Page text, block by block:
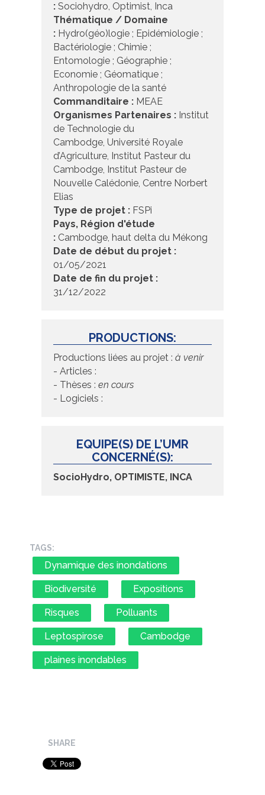
: Sociohydro, Optimist, Inca
Thématique / Domaine
: Hydro(géo)logie ; Epidémiologie ;
Bactériologie ; Chimie ;
Entomologie ; Géographie ;
Economie ; Géomatique ;
Anthropologie de la santé
Commanditaire : MEAE
Organismes Partenaires : Institut
de Technologie du
Cambodge, Université Royale
d’Agriculture, Institut Pasteur du
Cambodge, Institut Pasteur de
Nouvelle Calédonie, Centre Norbert
Elias
Type de projet : FSPi
Pays, Région d'étude
: Cambodge, haut delta du Mékong
Date de début du projet :
01/05/2021
Date de fin du projet :
31/12/2022
PRODUCTIONS:
Productions liées au projet : à venir
- Articles :
- Thèses : en cours
- Logiciels :
EQUIPE(S) DE L’UMR
CONCERNÉ(S):
SocioHydro, OPTIMISTE, INCA
TAGS:
Dynamique des inondations
Biodiversité Expositions
Risques Polluants
Leptospirose Cambodge
plaines inondables
SHARE